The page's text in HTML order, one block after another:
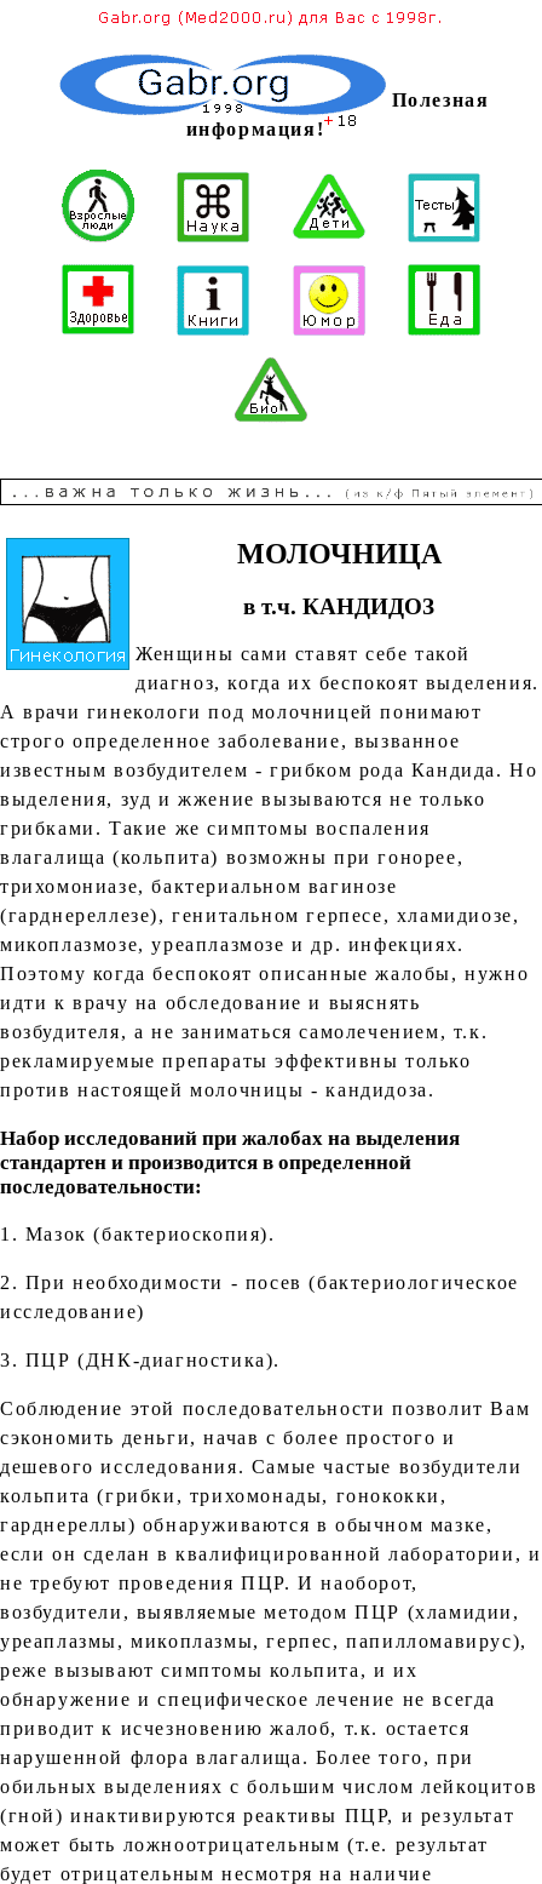
Полезная
информация!
МОЛОЧНИЦА
в т.ч. КАНДИДОЗ
Женщины сами ставят себе такой
диагноз, когда их беспокоят выделения.
А врачи гинекологи под молочницей понимают
строго определенное заболевание, вызванное
известным возбудителем - грибком рода Кандида. Но
выделения, зуд и жжение вызываются не только
грибками. Такие же симптомы воспаления
влагалища (кольпита) возможны при гонорее,
трихомониазе, бактериальном вагинозе
(гарднереллезе), генитальном герпесе, хламидиозе,
микоплазмозе, уреаплазмозе и др. инфекциях.
Поэтому когда беспокоят описанные жалобы, нужно
идти к врачу на обследование и выяснять
возбудителя, а не заниматься самолечением, т.к.
рекламируемые препараты эффективны только
против настоящей молочницы - кандидоза.
Набор исследований при жалобах на выделения
стандартен и производится в определенной
последовательности:
1. Мазок (бактериоскопия).
2. При необходимости - посев (бактериологическое
исследование)
3. ПЦР (ДНК-диагностика).
Соблюдение этой последовательности позволит Вам
сэкономить деньги, начав с более простого и
дешевого исследования. Самые частые возбудители
кольпита (грибки, трихомонады, гонококки,
гарднереллы) обнаруживаются в обычном мазке,
если он сделан в квалифицированной лаборатории, и
не требуют проведения ПЦР. И наоборот,
возбудители, выявляемые методом ПЦР (хламидии,
уреаплазмы, микоплазмы, герпес, папилломавирус),
реже вызывают симптомы кольпита, и их
обнаружение и специфическое лечение не всегда
приводит к исчезновению жалоб, т.к. остается
нарушенной флора влагалища. Более того, при
обильных выделениях с большим числом лейкоцитов
(гной) инактивируются реактивы ПЦР, и результат
может быть ложноотрицательным (т.е. результат
будет отрицательным несмотря на наличие